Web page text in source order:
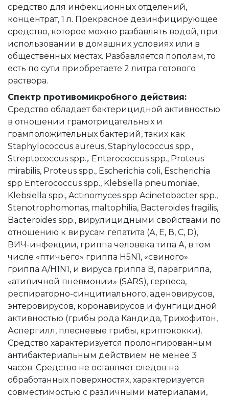
средство для инфекционных отделений,
концентрат, 1 л. Прекрасное дезинфицирующее
средство, которое можно разбавлять водой, при
использовании в домашних условиях или в
общественных местах. Разбавляется пополам, то
есть по сути приобретаете 2 литра готового
раствора.
Спектр противомикробного действия:
Средство обладает бактерицидной активностью
в отношении грамотрицательных и
грамположительных бактерий, таких как
Staphylococcus aureus, Staphylococcus spp.,
Streptococcus spp.,. Enterococcus spp., Proteus
mirabilis, Proteus spp., Escherichia coli, Escherichia
spp Enterococcus spp., Klebsiella pneumoniae,
Klebsiella spp., Actinomyces spp Acinetobacter spp.,
Stenotrophomonas, maltophilia, Bacteroides fragilis,
Bacteroides spp., вирулицидными свойствами по
отношению к вирусам гепатита (А, Е, В, С, D),
ВИЧ-инфекции, гриппа человека типа А, в том
числе «птичьего» гриппа H5N1, «свиного»
гриппа А/H1N1, и вируса гриппа В, парагриппа,
«атипичной пневмонии» (SARS), герпеса,
респираторно-синцитиального, аденовирусов,
энтеровирусов, коронавирусов и фунгицидной
активностью (грибы рода Кандида, Трихофитон,
Аспергилл, плесневые грибы, криптококки).
Средство характеризуется пролонгированным
антибактериальным действием не менее 3
часов. Средство не оставляет следов на
обработанных поверхностях, характеризуется
совместимостью с различными материалами,